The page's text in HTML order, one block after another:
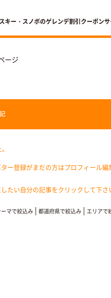
キー・スノボのゲレンデ割引クーポンサ
ージ
ー登録がまだの方はプロフィール編
たい自分の記事をクリックして下さ
ーマで絞込み 都道府県で絞込み エリアで